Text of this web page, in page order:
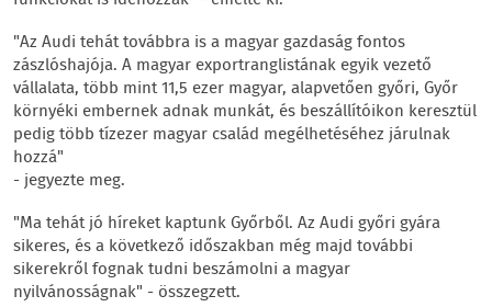
"Az Audi tehát továbbra is a magyar gazdaság fontos
zászlóshajója. A magyar exportranglistának egyik vezető
vállalata, több mint 11,5 ezer magyar, alapvetően győri, Győr
környéki embernek adnak munkát, és beszállítóikon keresztül
pedig több tízezer magyar család megélhetéséhez járulnak
hozzá"
- jegyezte meg.
"Ma tehát jó híreket kaptunk Győrből. Az Audi győri gyára
sikeres, és a következő időszakban még majd további
sikerekről fognak tudni beszámolni a magyar
nyilvánosságnak" - összegzett.